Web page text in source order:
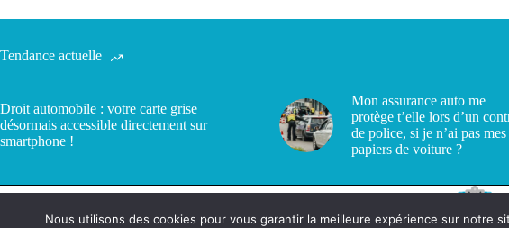
Tendance actuelle
Droit automobile : votre carte grise
désormais accessible directement sur
smartphone !
Mon assurance auto me
protège t’elle lors d’un
de police, si je n’ai pas mes
papiers de voiture ?
Nous utilisons des cookies pour vous garantir la meilleure expérience sur notre